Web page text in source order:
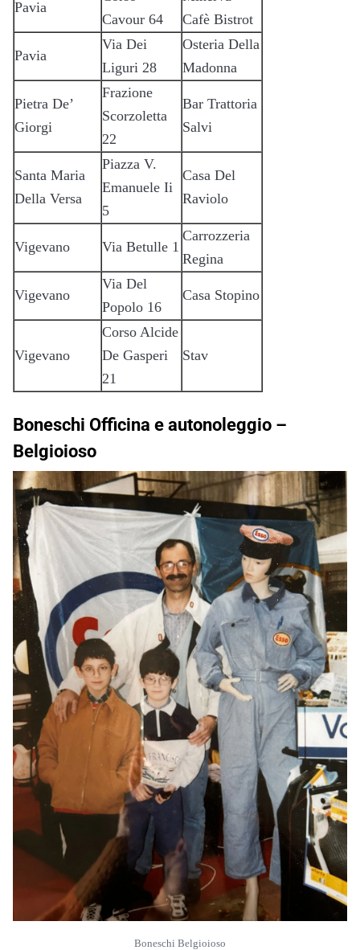
Pavia
Cavour 64
Cafè Bistrot
Pavia
Via Dei
Liguri 28
Osteria Della
Madonna
Pietra De’
Giorgi
Frazione
Scorzoletta
22
Bar Trattoria
Salvi
Santa Maria
Della Versa
Piazza V.
Emanuele Ii
5
Casa Del
Raviolo
Vigevano Via Betulle 1
Carrozzeria
Regina
Vigevano
Via Del
Popolo 16
Casa Stopino
Vigevano
Corso Alcide
De Gasperi
21
Stav
Boneschi Officina e autonoleggio –
Belgioioso
Boneschi Belgioioso